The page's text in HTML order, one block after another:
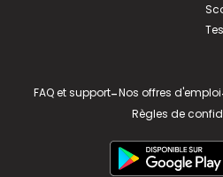
FAQ et support-Nos offres d'emploi
Règles de